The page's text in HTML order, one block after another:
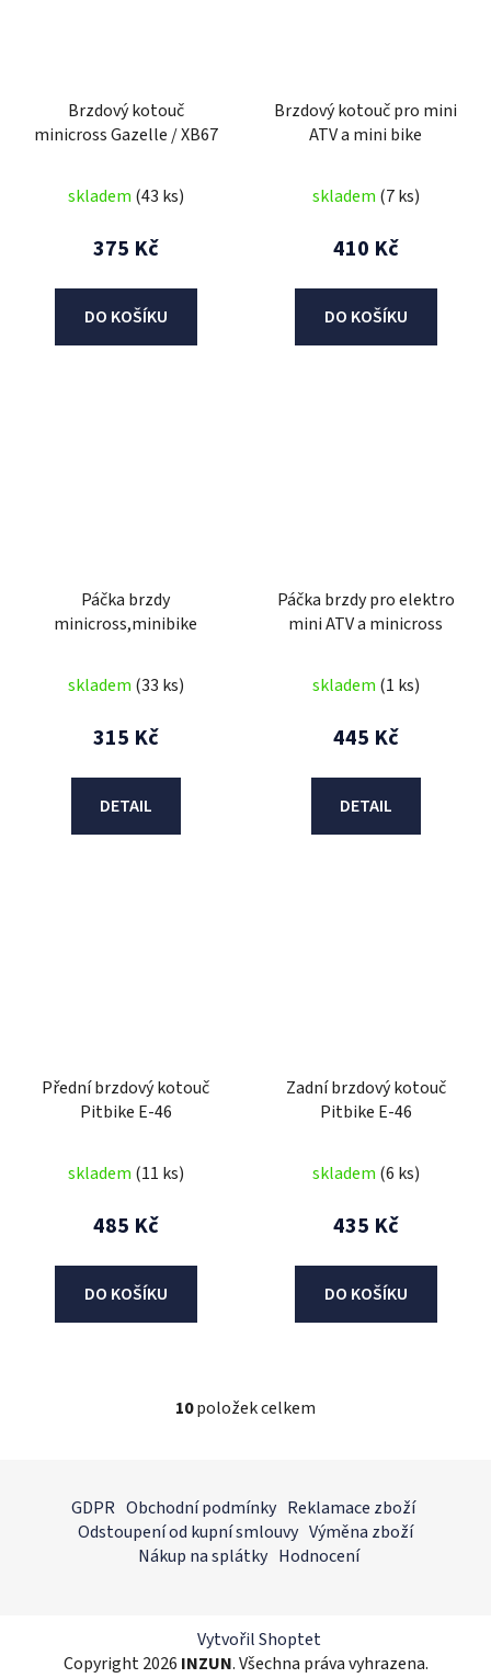
Brzdový kotouč
minicross Gazelle / XB67
skladem (43 ks)
375 Kč
DO KOŠÍKU
Brzdový kotouč pro mini
ATV a mini bike
skladem (7 ks)
410 Kč
DO KOŠÍKU
Páčka brzdy
minicross,minibike
skladem (33 ks)
315 Kč
DETAIL
Páčka brzdy pro elektro
mini ATV a minicross
skladem (1 ks)
445 Kč
DETAIL
Přední brzdový kotouč
Pitbike E-46
skladem (11 ks)
485 Kč
DO KOŠÍKU
Zadní brzdový kotouč
Pitbike E-46
skladem (6 ks)
435 Kč
DO KOŠÍKU
O
d
a
c
r
v
10položek celkem
GDPR Obchodní podmínky Reklamace zboží
Odstoupení od kupní smlouvy Výměna zboží
Nákup na splátky Hodnocení
Vytvořil Shoptet
Copyright 2026 INZUN. Všechna práva vyhrazena.